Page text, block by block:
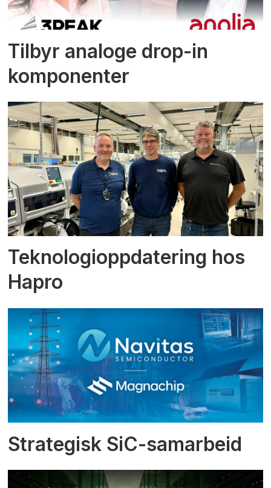
Tilbyr analoge drop-in
komponenter
Teknologioppdatering hos
Hapro
Strategisk SiC-samarbeid